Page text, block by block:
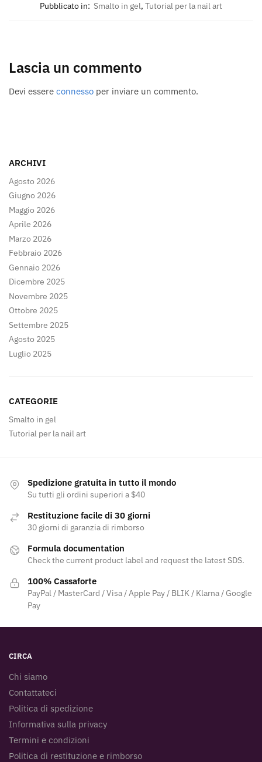
Pubblicato in: Smalto in gel, Tutorial per la nail art
Lascia un commento
Devi essere connesso per inviare un commento.
ARCHIVI
Agosto 2026
Giugno 2026
Maggio 2026
Aprile 2026
Marzo 2026
Febbraio 2026
Gennaio 2026
Dicembre 2025
Novembre 2025
Ottobre 2025
Settembre 2025
Agosto 2025
Luglio 2025
CATEGORIE
Smalto in gel
Tutorial per la nail art
Spedizione gratuita in tutto il mondo
Su tutti gli ordini superiori a $40
Restituzione facile di 30 giorni
30 giorni di garanzia di rimborso
Formula documentation
Check the current product label and request the latest SDS.
100% Cassaforte
PayPal / MasterCard / Visa / Apple Pay / BLIK / Klarna / Google
Pay
CIRCA
Chi siamo
Contattateci
Politica di spedizione
Informativa sulla privacy
Termini e condizioni
Politica di restituzione e rimborso